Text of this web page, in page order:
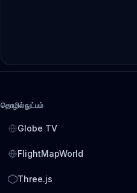
தொழில்நுட்பம்
Globe TV
FlightMapWorld
Three.js